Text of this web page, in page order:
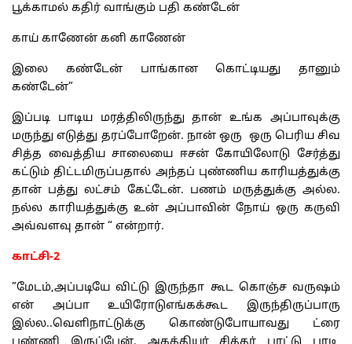
பூக்காமல் கதிர் வாங்கும் பதி கண்டேன்
காய் காணேன் கனி காணேன்
இலை கண்டேன் பாங்கான கொட்டியது தானும்
கண்டேன்”
இப்படி பாடிய மரத்திலிருந்து தான் உங்க அப்பாவுக்கு
மருந்து எடுத்து தரப்போறேன். நான் ஒரு ஒரு பெரிய சிவ
சித்த வைத்திய சாலையை ஈசன் கோயிலோடு சேர்த்து
கட்டும் திட்டமிருப்பதால் அந்தப் புண்ணிய காரியத்துக்கு
தான் பத்து லட்சம் கேட்டேன். பணம் மருத்துக்கு அல்ல.
நல்ல காரியத்துக்கு உன் அப்பாவின் நோய் ஒரு கருவி
அவ்வளவு தான் “ என்றார்.
காட்சி-2
”மேடம்,அப்படியே விட்டு இருந்தா கூட கொஞ்ச வருஷம்
என் அப்பா உயிரோடுஎங்கக்கூட இருந்திருப்பாரு
இல்ல..வெளிநாட்டுக்கு கொண்டுபோயாவது ட்ரை